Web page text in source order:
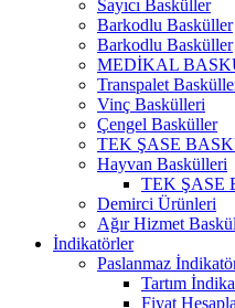
Sayıcı Basküller
Barkodlu Basküller
Barkodlu Basküller
MEDİKAL
Transpalet
Vinç Baskülleri
Çengel Basküller
TEK ŞASE
Hayvan Baskülleri
TEK ŞASE
Demirci Ürünleri
Ağır Hizmet
İndikatörler
Paslanmaz
Tartım
Fiyat